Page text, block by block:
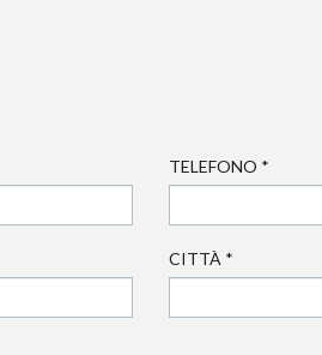
TELEFONO *
CITTÀ *